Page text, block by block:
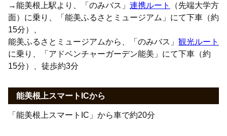
→能美根上駅より、「のみバス」 連携ルート
（先端大学方
面）に乗り、「能美ふるさとミュージアム」にて下車（約
15分）、
能美ふるさとミュージアムから、「のみバス」 観光ルート
に乗り、「アドベンチャーガーデン能美」にて下車（約
15分）、徒歩約3分
能美根上スマートICから
「能美根上スマートIC」から車で約20分